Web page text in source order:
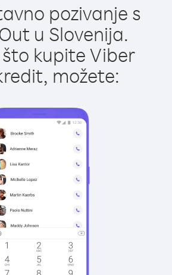
pozivanje s
u Slovenija.
kupite Viber
možete: